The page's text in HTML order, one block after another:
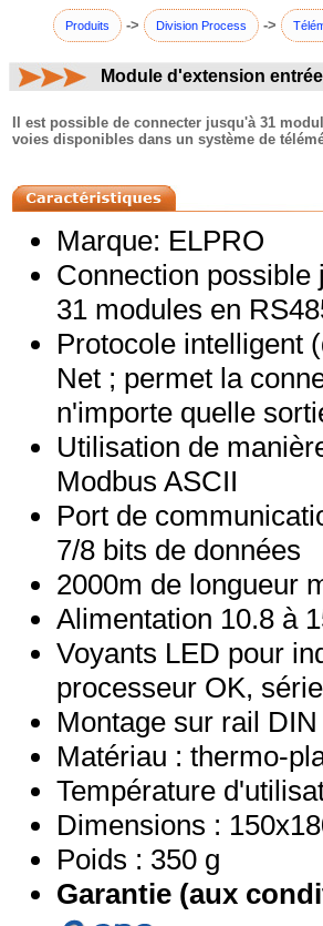
Produits -> Division Process ->
Module d'extension
Il est possible de connecter jusqu'à 31
voies disponibles dans un système de
Marque: ELPRO
Connection possible
31 modules en
Protocole intelligent
Net ; permet la
n'importe quelle
Utilisation de
Modbus ASCII
Port de
7/8 bits de données
2000m de longueur
Alimentation 10.8 à
Voyants LED pour
processeur OK,
Montage sur rail DIN
Matériau : thermo-
Température
Dimensions :
Poids : 350 g
Garantie (aux